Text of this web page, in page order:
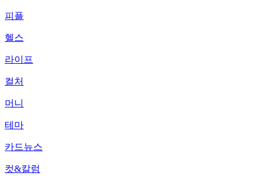
피플
헬스
라이프
컬처
머니
테마
카드뉴스
컷&칼럼